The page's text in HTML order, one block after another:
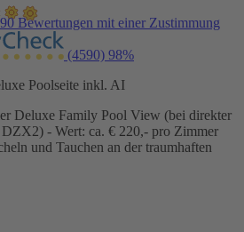
Bewertungen mit einer Zustimmung
(4590) 98%
Poolseite inkl. AI
Deluxe Family Pool View (bei direkter
- Wert: ca. € 220,- pro Zimmer
und Tauchen an der traumhaften